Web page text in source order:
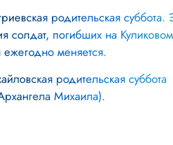
солдат, погибших на
меняется.
Михаила).